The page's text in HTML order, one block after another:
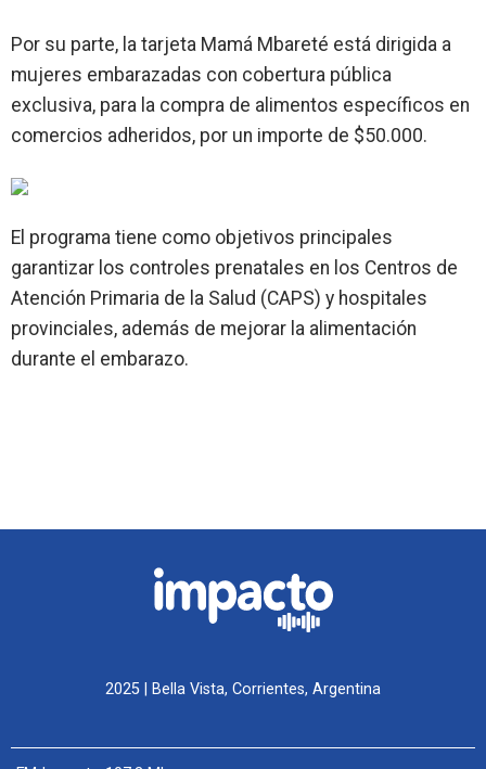
Por su parte, la tarjeta Mamá Mbareté está dirigida a
mujeres embarazadas con cobertura pública
exclusiva, para la compra de alimentos específicos en
comercios adheridos, por un importe de $50.000.
El programa tiene como objetivos principales
garantizar los controles prenatales en los Centros de
Atención Primaria de la Salud (CAPS) y hospitales
provinciales, además de mejorar la alimentación
durante el embarazo.
2025 | Bella Vista, Corrientes, Argentina